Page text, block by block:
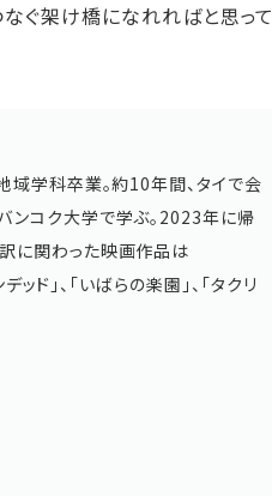
ぐ架け橋になれればと思って
学科卒業。約10年間、タイで会
ンコク大学で学ぶ。2023年に帰
に関わった映画作品は
ド」、「いばらの楽園」、「タクリ